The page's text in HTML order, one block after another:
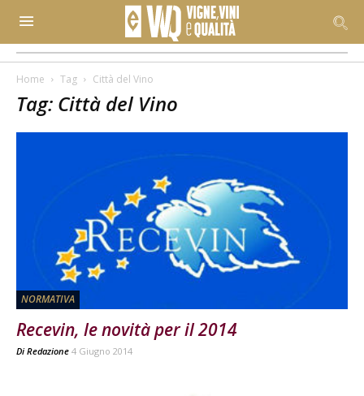
Home Tag Città del Vino
Tag: Città del Vino
NORMATIVA
Recevin, le novità per il 2014
Di Redazione 4 Giugno 2014